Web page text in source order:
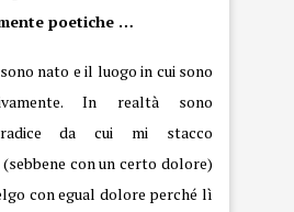
poetiche …
nato e il luogo in cui sono
In realtà sono
da cui mi stacco
con un certo dolore)
con egual dolore perché lì